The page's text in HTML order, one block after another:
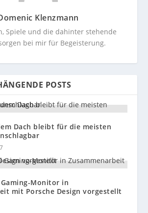
Klenzmann
Spiele und die dahinter stehende
bei mir für Begeisterung.
POSTS
Dach bleibt für die meisten
Gaming-Monitor in
mit Porsche Design vorgestellt